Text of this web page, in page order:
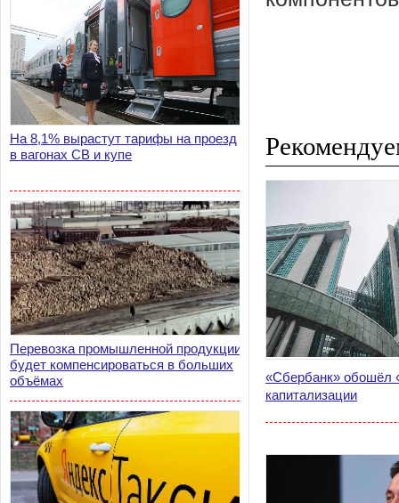
На 8,1% вырастут тарифы на проезд
в вагонах СВ и купе
Перевозка промышленной продукции
будет компенсироваться в больших
объёмах
«Сбербанк» обошёл
капитализации